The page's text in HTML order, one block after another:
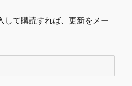
して購読すれば、更新をメー